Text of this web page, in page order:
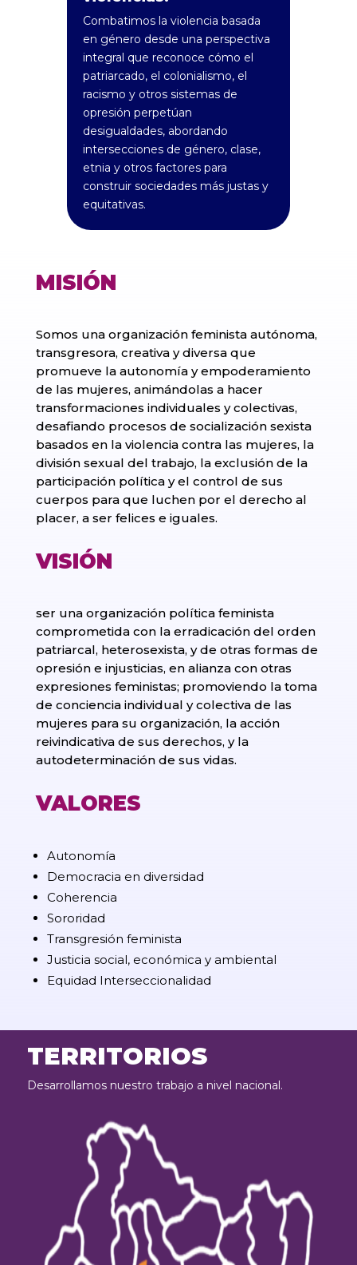
Combatimos la violencia basada
en género desde una perspectiva
integral que reconoce cómo el
patriarcado, el colonialismo, el
racismo y otros sistemas de
opresión perpetúan
desigualdades, abordando
intersecciones de género, clase,
etnia y otros factores para
construir sociedades más justas y
equitativas.
MISIÓN
Somos una organización feminista autónoma,
transgresora, creativa y diversa que
promueve la autonomía y empoderamiento
de las mujeres, animándolas a hacer
transformaciones individuales y colectivas,
desafiando procesos de socialización sexista
basados en la violencia contra las mujeres, la
división sexual del trabajo, la exclusión de la
participación política y el control de sus
cuerpos para que luchen por el derecho al
placer, a ser felices e iguales.
VISIÓN
ser una organización política feminista
comprometida con la erradicación del orden
patriarcal, heterosexista, y de otras formas de
opresión e injusticias, en alianza con otras
expresiones feministas; promoviendo la toma
de conciencia individual y colectiva de las
mujeres para su organización, la acción
reivindicativa de sus derechos, y la
autodeterminación de sus vidas.
VALORES
Autonomía
Democracia en diversidad
Coherencia
Sororidad
Transgresión feminista
Justicia social, económica y ambiental
Equidad Interseccionalidad
TERRITORIOS
Desarrollamos nuestro trabajo a nivel nacional.